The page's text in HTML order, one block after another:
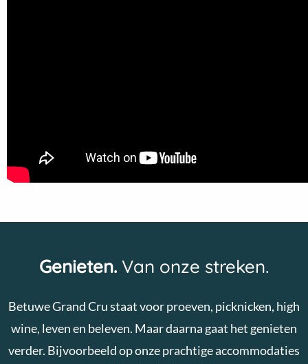
Genieten. Van onze streken.
Betuwe Grand Cru staat voor proeven, picknicken, high
wine, leven en beleven. Maar daarna gaat het genieten
verder. Bijvoorbeeld op onze prachtige accommodaties